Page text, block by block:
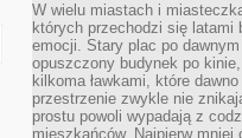
W wielu miastach i
których przechodzi się latami
emocji. Stary plac po
opuszczony budynek po
kilkoma ławkami, które
przestrzenie zwykle nie
prostu powoli wypadają z
mieszkańców. Najpierw mniej